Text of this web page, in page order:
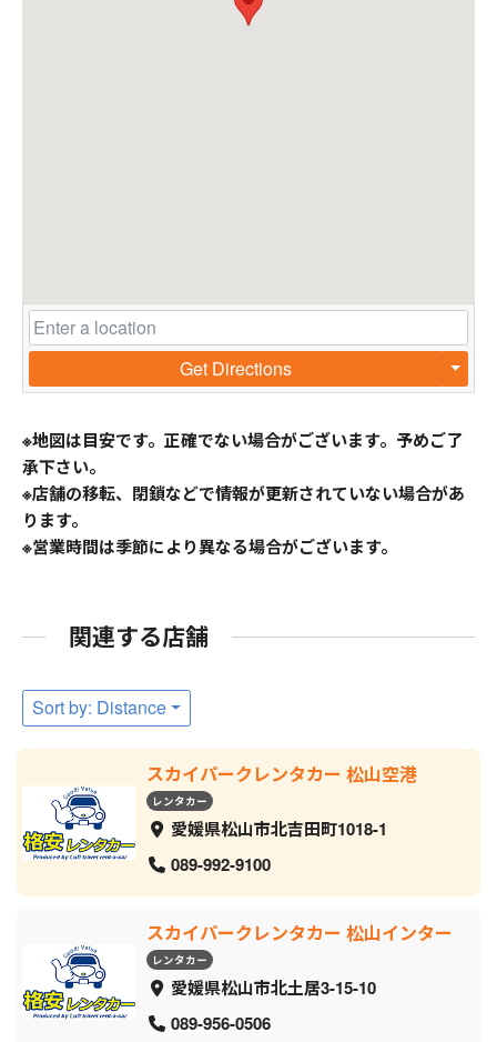
Get Directions
※地図は目安です。正確でない場合がございます。予めご了
承下さい。
※店舗の移転、閉鎖などで情報が更新されていない場合があ
ります。
※営業時間は季節により異なる場合がございます。
関連する店舗
Sort by: Distance
スカイパークレンタカー 松山空港
レンタカー
愛媛県松山市北吉田町1018-1
089-992-9100
スカイパークレンタカー 松山インター
レンタカー
愛媛県松山市北土居3-15-10
089-956-0506